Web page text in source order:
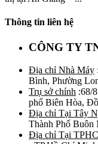
Thông tin liên hệ
CÔNG TY
Địa chỉ Nhà Máy
Bình, Phường
Trụ sở chính :68/
phố Biên Hòa,
Địa chỉ Tại Tây
Thành Phố
Địa chỉ Tại